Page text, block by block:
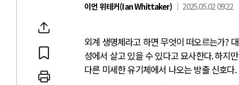
이언 위테커(Ian Whittaker) 2025.05.02 09:22
외계 생명체라고 하면 무엇이 떠오르는가?
성에서 살고 있을 수 있다고 묘사한다.하지
다른 미세한 유기체에서 나오는 방출 신호다.